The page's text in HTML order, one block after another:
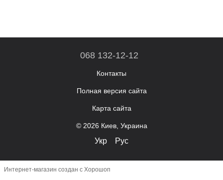
068 132-12-12
Контакты
Полная версия сайта
Карта сайта
© 2026 Киев, Украина
Укр Рус
Интернет-магазин создан с Хорошоп